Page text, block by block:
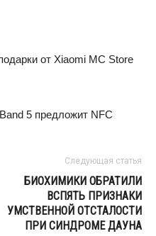
от Xiaomi MC Store
5 предложит NFC
Следующая статья
БИОХИМИКИ ОБРАТИЛИ
ВСПЯТЬ ПРИЗНАКИ
УМСТВЕННОЙ ОТСТАЛОСТИ
ПРИ СИНДРОМЕ ДАУНА